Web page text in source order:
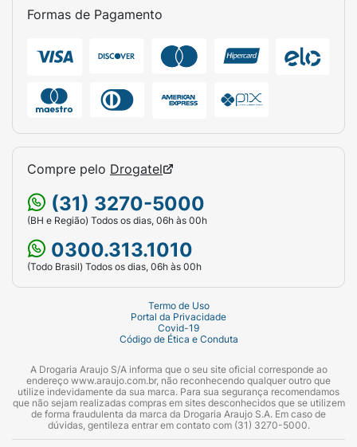
Formas de Pagamento
Compre pelo Drogatel
(31) 3270-5000
(BH e Região) Todos os dias, 06h às 00h
0300.313.1010
(Todo Brasil) Todos os dias, 06h às 00h
Termo de Uso
Portal da Privacidade
Covid-19
Código de Ética e Conduta
A Drogaria Araujo S/A informa que o seu site oficial corresponde ao
endereço www.araujo.com.br, não reconhecendo qualquer outro que
utilize indevidamente da sua marca. Para sua segurança recomendamos
que não sejam realizadas compras em sites desconhecidos que se utilizem
de forma fraudulenta da marca da Drogaria Araujo S.A. Em caso de
dúvidas, gentileza entrar em contato com (31) 3270-5000.